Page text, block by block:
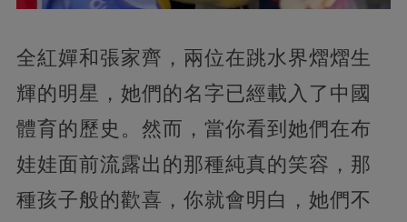
全紅嬋和張家齊， 兩位在跳水界熠熠生
輝的明星，她們的名字已經載入了中國
體育的歷史。然而，當你看到她們在布
娃娃面前流露出的那種純真的笑容，那
種孩子般的歡喜，你就會明白，她們不